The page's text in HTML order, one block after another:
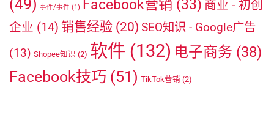
(49) 事件/事件 (1) Facebook营销 (33) 商业 - 初创
企业 (14) 销售经验 (20) SEO知识 - Google广告
(13) Shopee知识 (2) 软件 (132) 电子商务 (38)
Facebook技巧 (51) TikTok营销 (2)